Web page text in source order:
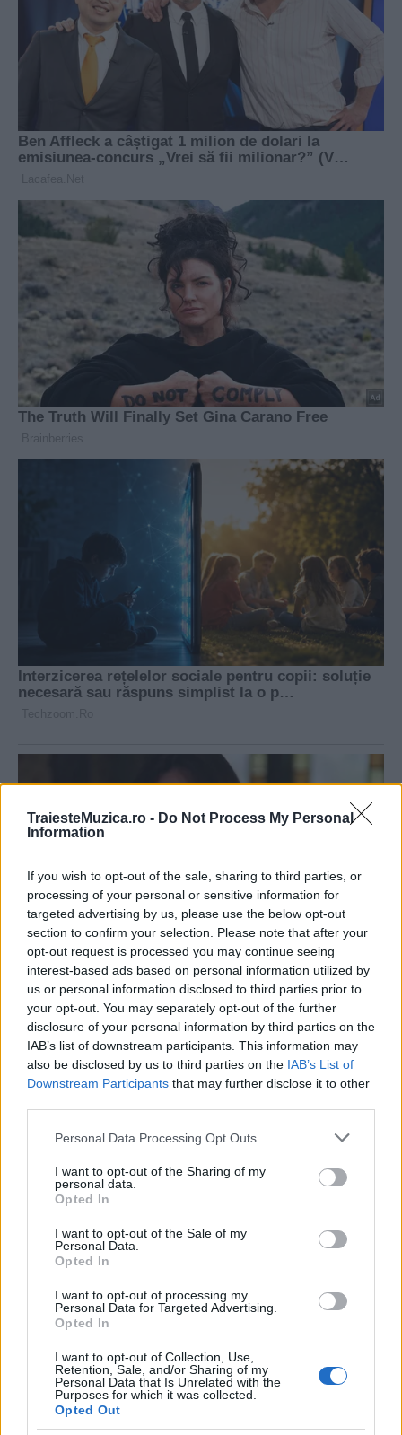
TraiesteMuzica.ro - Do Not Process My Personal
Information
If you wish to opt-out of the sale, sharing to third parties, or
processing of your personal or sensitive information for
targeted advertising by us, please use the below opt-out
section to confirm your selection. Please note that after your
opt-out request is processed you may continue seeing
interest-based ads based on personal information utilized by
us or personal information disclosed to third parties prior to
your opt-out. You may separately opt-out of the further
disclosure of your personal information by third parties on the
IAB’s list of downstream participants. This information may
also be disclosed by us to third parties on the IAB’s List of
Downstream Participants that may further disclose it to other
Please note that this website/app uses one or more Google
not limited to your visit or usage behaviour. You may click to
grant or deny consent to Google and its third-party tags to
use your data for below specified purposes in below Google
consent section.
Personal Data Processing Opt Outs
I want to opt-out of the Sharing of my
personal data.
Opted In
I want to opt-out of the Sale of my
Personal Data.
Opted In
I want to opt-out of processing my
Personal Data for Targeted Advertising.
Opted In
I want to opt-out of Collection, Use,
Retention, Sale, and/or Sharing of my
Personal Data that Is Unrelated with the
Purposes for which it was collected.
Opted Out